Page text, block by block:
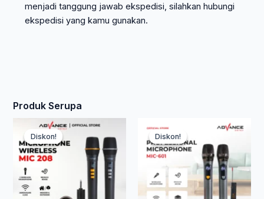
menjadi tanggung jawab ekspedisi, silahkan hubungi
ekspedisi yang kamu gunakan.
Produk Serupa
Diskon!
Diskon!
Harga
aslinya
adalah:
Rp 477.500.
Harga
saat
ini
adalah:
Diskon!
Diskon!
Rp
ini